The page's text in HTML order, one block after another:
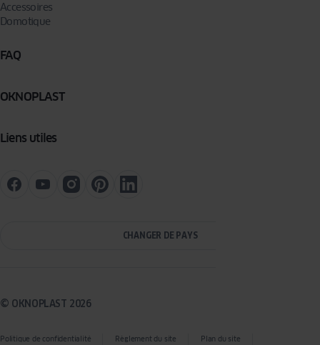
Accessoires
Domotique
FAQ
OKNOPLAST
Liens utiles
CHANGER DE PAYS
© OKNOPLAST 2026
Politique de confidentialité Règlement du site Plan du site